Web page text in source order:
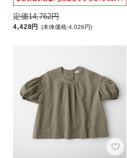
定価14,762円
4,428円 (本体価格:4,026円)